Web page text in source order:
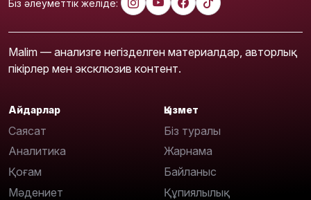
Біз әлеуметтік желіде:
Malim — анализге негізделген материалдар, авторлық
пікірлер мен эксклюзив контент.
Айдарлар
Саясат
Аналитика
Қоғам
Мәдениет
Қызмет
Біз туралы
Жарнама
Байланыс
Құпиялылық